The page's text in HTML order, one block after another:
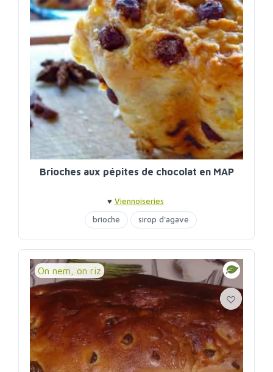
Brioches aux pépites de chocolat en MAP
♥ Viennoiseries
brioche
sirop d'agave
On nem, on riz